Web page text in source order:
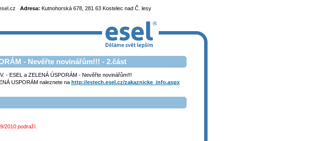
Adresa: Kutnohorská 678, 281 63 Kostelec nad Č. lesy
- Nevěřte novinářům!!! - 2.část
- ESEL a ZELENÁ ÚSPORÁM - Nevěřte novinářům!!!
USPORÁM naleznete na http://estech.esel.cz/zakaznicke_info.aspx
2010 podraží.